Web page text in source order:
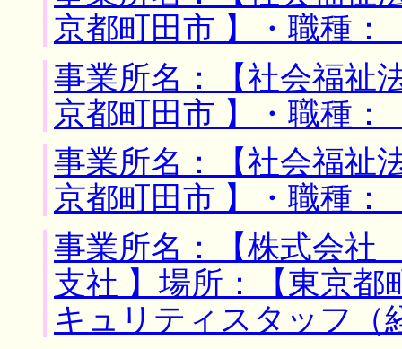
京都町田市 】・職種
事業所名：【社会福祉
京都町田市 】・職種
事業所名：【社会福祉
京都町田市 】・職種
事業所名：【株式会
支社 】場所：【東京都
キュリティスタッフ（